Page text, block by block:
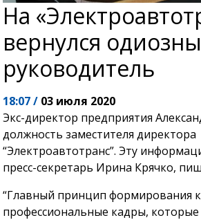
На
вернулся
руководитель
18:07 / 03 июля 2020
Экс-директор предприятия
должность заместителя директора
“Электроавтотранс”. Эту
пресс-секретарь Ирина Крячко,
“Главный принцип формирования
профессиональные кадры, которые